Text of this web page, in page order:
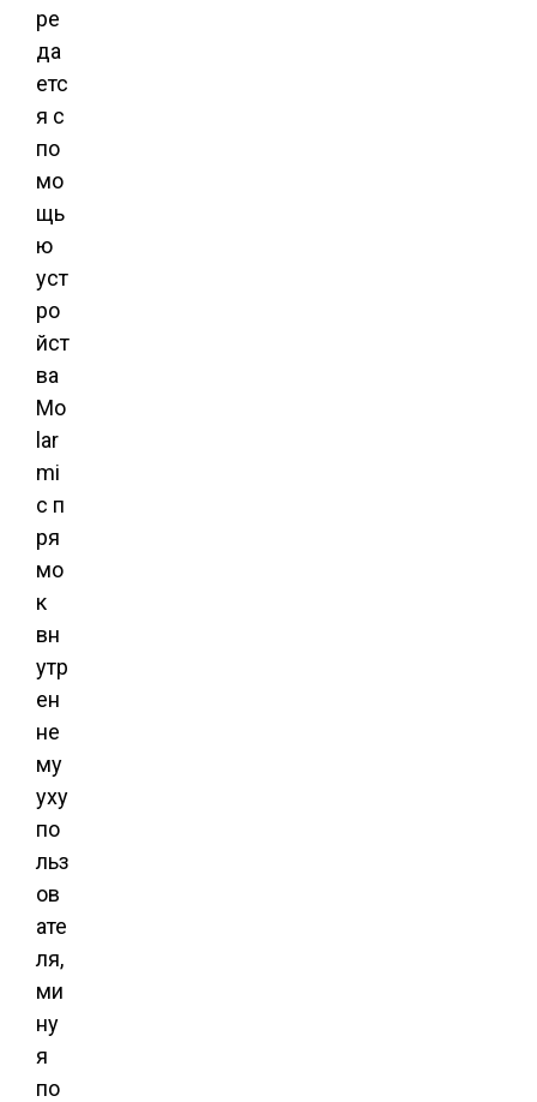
ре
да
етс
я с
по
мо
щь
ю
уст
ро
йст
ва
Mo
lar
mi
c п
ря
мо
к
вн
утр
ен
не
му
уху
по
льз
ов
ате
ля,
ми
ну
я
по